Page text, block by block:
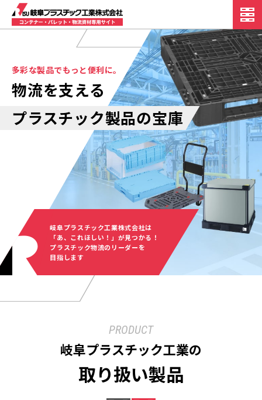
多彩な製品でもっと便利に。
物流を支える
プラスチック製品の宝庫
岐阜プラスチック工業株式会社は
「あ、これほしい！」が見つかる！
プラスチック物流のリーダーを
目指します
PRODUCT
岐阜プラスチック工業の
取り扱い製品